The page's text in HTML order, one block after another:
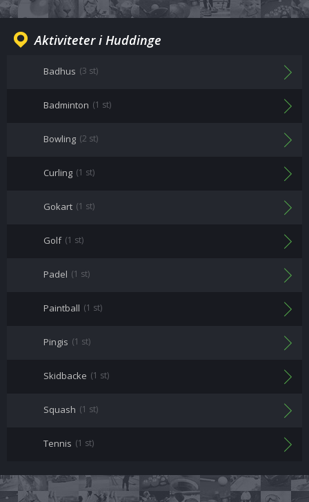
Aktiviteter i Huddinge
Badhus (3 st)
Badminton (1 st)
Bowling (2 st)
Curling (1 st)
Gokart (1 st)
Golf (1 st)
Padel (1 st)
Paintball (1 st)
Pingis (1 st)
Skidbacke (1 st)
Squash (1 st)
Tennis (1 st)